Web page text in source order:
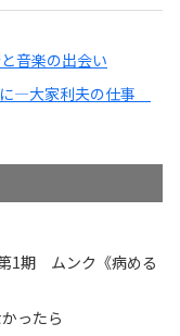
音楽の出会い
―大家利夫の仕事
1期 ムンク《病める
ったら